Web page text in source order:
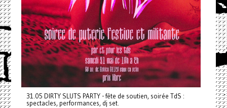
31.05 DIRTY SLUTS PARTY - fête de soutien, soirée TdS :
spectacles, performances, dj set.